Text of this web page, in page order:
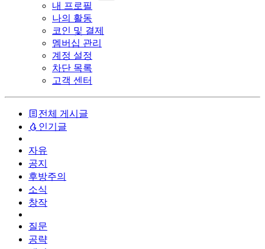
내 프로필
나의 활동
코인 및 결제
멤버십 관리
계정 설정
차단 목록
고객 센터
전체 게시글
인기글
자유
공지
후방주의
소식
창작
질문
공략